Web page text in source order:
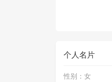
个人名片
性别： 女